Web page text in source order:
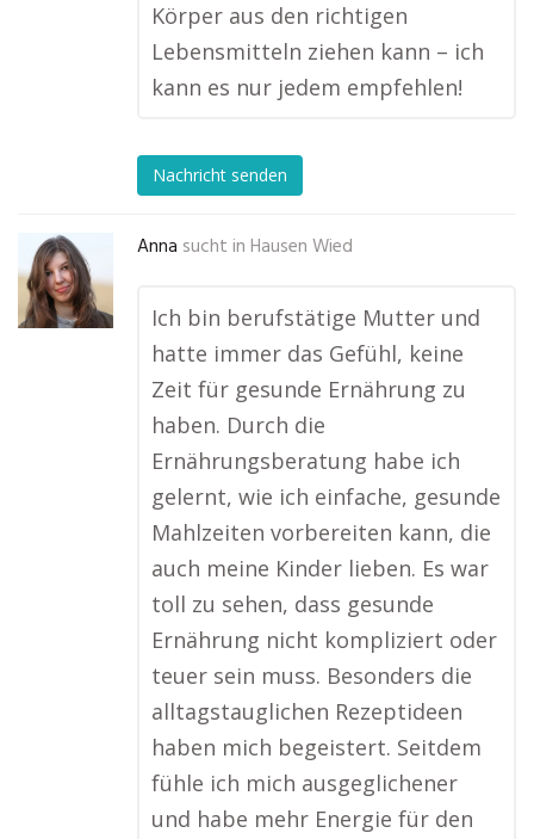
Körper aus den richtigen
Lebensmitteln ziehen kann – ich
kann es nur jedem empfehlen!
Nachricht senden
Anna sucht in Hausen Wied
Ich bin berufstätige Mutter und
hatte immer das Gefühl, keine
Zeit für gesunde Ernährung zu
haben. Durch die
Ernährungsberatung habe ich
gelernt, wie ich einfache, gesunde
Mahlzeiten vorbereiten kann, die
auch meine Kinder lieben. Es war
toll zu sehen, dass gesunde
Ernährung nicht kompliziert oder
teuer sein muss. Besonders die
alltagstauglichen Rezeptideen
haben mich begeistert. Seitdem
fühle ich mich ausgeglichener
und habe mehr Energie für den